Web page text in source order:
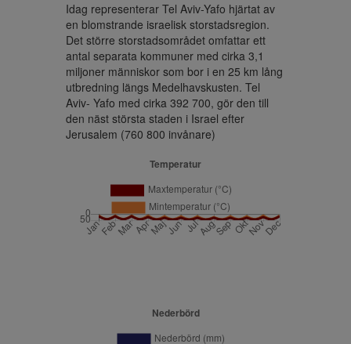
Idag representerar Tel Aviv-Yafo hjärtat av
en blomstrande israelisk storstadsregion.
Det större storstadsområdet omfattar ett
antal separata kommuner med cirka 3,1
miljoner människor som bor i en 25 km lång
utbredning längs Medelhavskusten. Tel
Aviv- Yafo med cirka 392 700, gör den till
den näst största staden i Israel efter
Jerusalem (760 800 invånare)